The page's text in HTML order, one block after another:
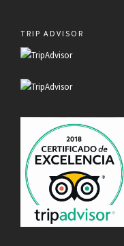
TRIP ADVISOR